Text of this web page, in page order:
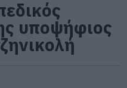
υποψήφιος